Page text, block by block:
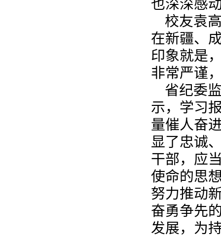
也深深感
校友袁
在新疆、
印象就是
非常严谨
省纪委
示，学习
量催人奋
显了忠诚
干部，应
使命的思
努力推动
奋勇争先
发展，为